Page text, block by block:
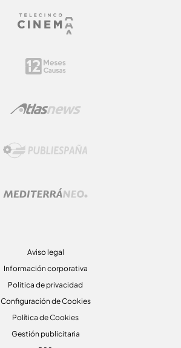
Aviso legal
Información corporativa
Politica de privacidad
Configuración de Cookies
Política de Cookies
Gestión publicitaria